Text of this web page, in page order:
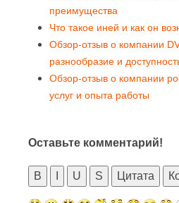
преимущества
Что такое иней и как он
Обзор-отзыв о компании
разнообразие и
Обзор-отзыв о компании
услуг и опыта работы
Оставьте комментарий!
B U S Цитата